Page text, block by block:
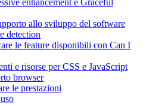
allo sviluppo del software
detection
le feature disponibili con Can I
e risorse per CSS e JavaScript
browser
le prestazioni